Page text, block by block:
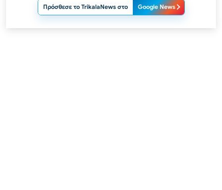
Πρόσθεσε το TrikalaNews στο Google News